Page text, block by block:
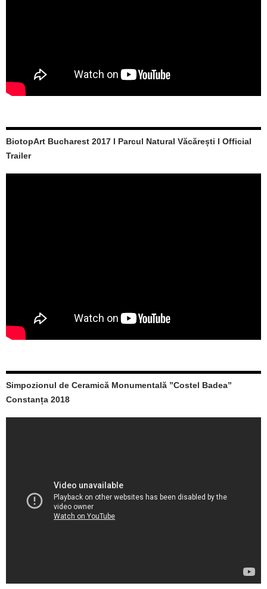
BiotopArt Bucharest 2017 I Parcul Natural Văcărești I Official
Trailer
Simpozionul de Ceramică Monumentală ”Costel Badea”
Constanța 2018